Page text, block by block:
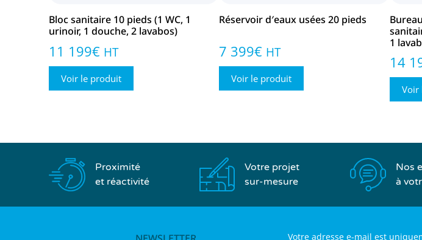
Bloc sanitaire 10 pieds (1 WC, 1
urinoir, 1 douche, 2 lavabos)
11 199€ HT
Voir le produit
Réservoir d′eaux usées 20 pieds
7 399€ HT
Voir le produit
1
14
Voir
Proximité
et réactivité
Votre projet
sur-mesure
Nos
à
Votre adresse e-mail est